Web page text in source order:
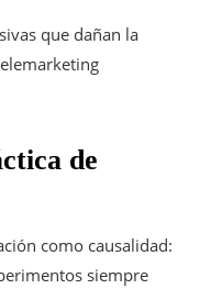
que dañan la
de
como causalidad:
siempre